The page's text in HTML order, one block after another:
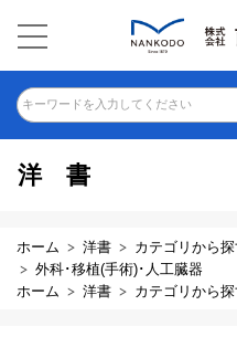
キーワードを入力してください
洋書
ホーム 洋書 カテゴリから探
外科･移植(手術)･人工臓器
ホーム
洋書 カテゴリから探